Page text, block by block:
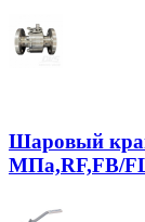
Шаровый
МПа,RF,FB/